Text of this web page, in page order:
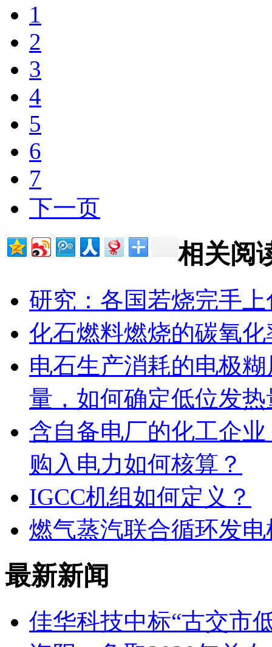
1
2
3
4
5
6
7
下一页
相关阅
研究：各国若烧完手
化石燃料燃烧的碳氧
电石生产消耗的电极
量，如何确定低位发
含自备电厂的化工企
购入电力如何核算？
IGCC机组如何定义？
燃气蒸汽联合循环发
最新新闻
佳华科技中标“古交市